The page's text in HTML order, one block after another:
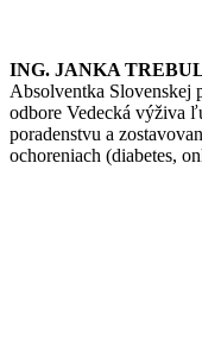
ING. JANKA
Absolventka Slovenskej
odbore Vedecká výživa
poradenstvu a
ochoreniach (diabetes,